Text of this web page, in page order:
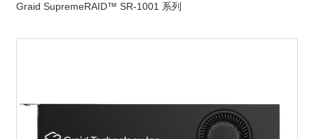
Graid SupremeRAID™ SR-1001 系列